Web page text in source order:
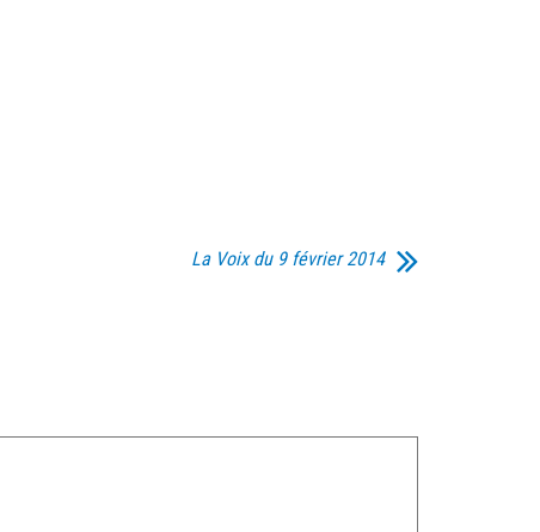
La Voix du 9 février 2014